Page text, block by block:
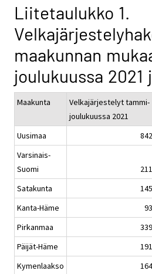
Liitetaulukko 1.
maakunnan
joulukuussa 2021
Maakunta
Velkajärjestelyt tammi-
joulukuussa 2021
Uusimaa
842
Varsinais-
Suomi
211
Satakunta
145
Kanta-Häme
93
Pirkanmaa
339
Päijät-Häme
191
Kymenlaakso
164